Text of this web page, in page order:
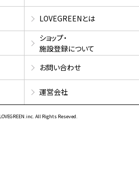
LOVEGREENとは
ショップ・
施設登録について
お問い合わせ
運営会社
All Rights Reseved.